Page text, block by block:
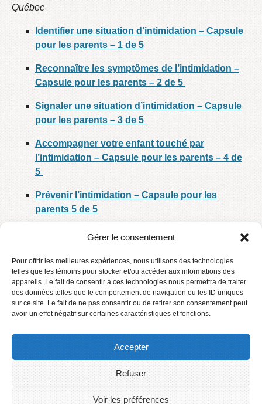
Gérer le consentement
Pour offrir les meilleures expériences, nous utilisons des technologies
telles que les témoins pour stocker et/ou accéder aux informations des
appareils. Le fait de consentir à ces technologies nous permettra de traiter
des données telles que le comportement de navigation ou les ID uniques
sur ce site. Le fait de ne pas consentir ou de retirer son consentement peut
avoir un effet négatif sur certaines caractéristiques et fonctions.
Accepter
Refuser
Voir les préférences
Québec
Identifier une situation d’intimidation – Capsule
pour les parents – 1 de 5
Reconnaître les symptômes de l’intimidation –
Capsule pour les parents – 2 de 5
Signaler une situation d’intimidation – Capsule
pour les parents – 3 de 5
Accompagner votre enfant touché par
l’intimidation – Capsule pour les parents – 4 de
5
Prévenir l’intimidation – Capsule pour les
parents 5 de 5
Accueil Contact